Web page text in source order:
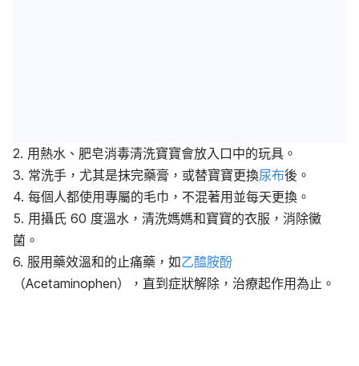
2. 用熱水 、 肥皂消毒清洗寶寶會放入口中的玩具。
3. 常洗手，尤其是抹完藥膏，或替寶寶更換尿布後。
4. 每個人都使用專屬的毛巾，不混著用並每天更換。
5. 用攝氏 60 度溫水，清洗媽媽和寶寶的衣服，消除黴
菌。
6. 服用藥效溫和的止痛藥，如乙醯胺酚
（Acetaminophen），直到症狀解除，治療起作用為止。